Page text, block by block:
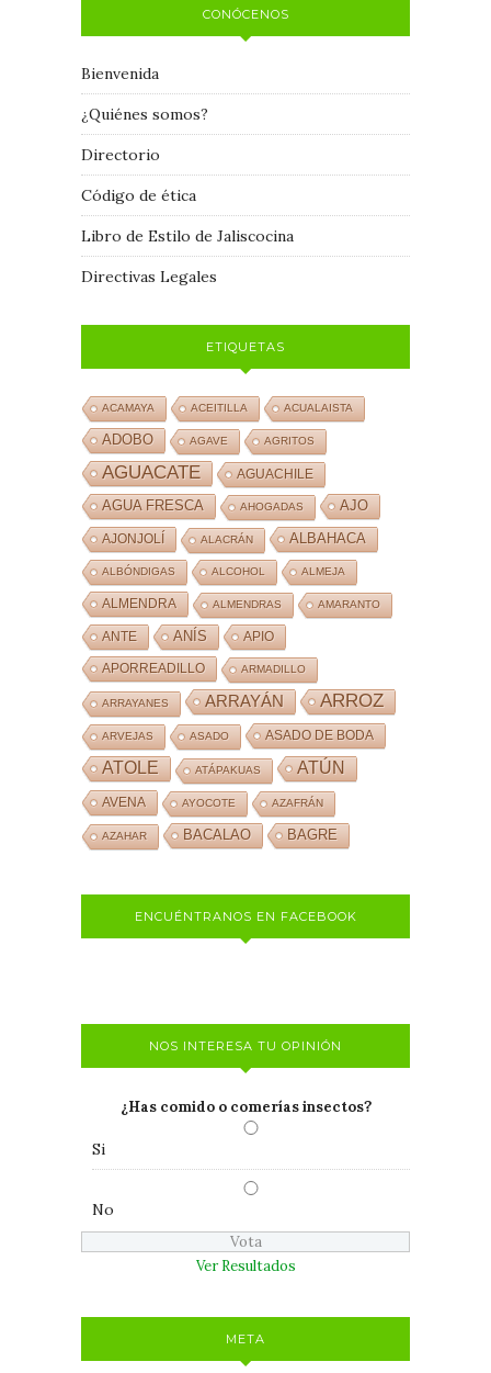
CONÓCENOS
Bienvenida
¿Quiénes somos?
Directorio
Código de ética
Libro de Estilo de Jaliscocina
Directivas Legales
ETIQUETAS
ACAMAYA ACEITILLA ACUALAISTA
ADOBO AGAVE AGRITOS
AGUACATE AGUACHILE
AGUA FRESCA AHOGADAS AJO
AJONJOLÍ ALACRÁN ALBAHACA
ALBÓNDIGAS ALCOHOL ALMEJA
ALMENDRA ALMENDRAS AMARANTO
ANTE ANÍS APIO
APORREADILLO ARMADILLO
ARRAYANES ARRAYÁN ARROZ
ARVEJAS ASADO ASADO DE BODA
ATOLE ATÁPAKUAS ATÚN
AVENA AYOCOTE AZAFRÁN
AZAHAR BACALAO BAGRE
ENCUÉNTRANOS EN FACEBOOK
NOS INTERESA TU OPINIÓN
¿Has comido o comerías insectos?
Si
No
Ver Resultados
META